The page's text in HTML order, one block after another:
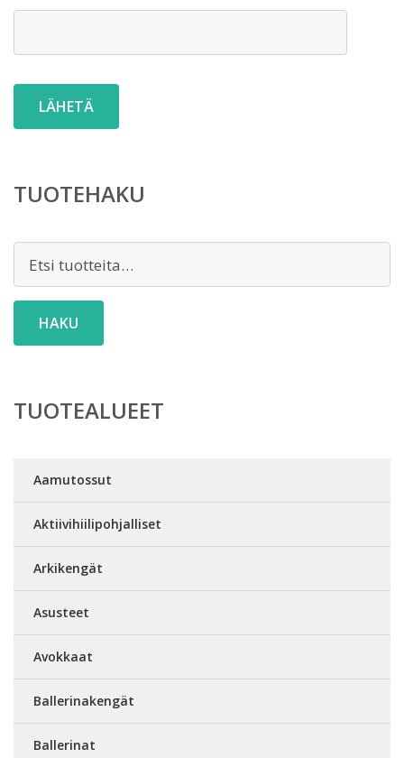
TUOTEHAKU
HAKU
TUOTEALUEET
Aamutossut
Aktiivihiilipohjalliset
Arkikengät
Asusteet
Avokkaat
Ballerinakengät
Ballerinat